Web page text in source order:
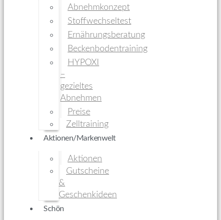
Abnehmkonzept
Stoffwechseltest
Ernährungsberatung
Beckenbodentraining
HYPOXI
–
gezieltes
Abnehmen
Preise
Zelltraining
Aktionen/Markenwelt
Aktionen
Gutscheine
&
Geschenkideen
Schön